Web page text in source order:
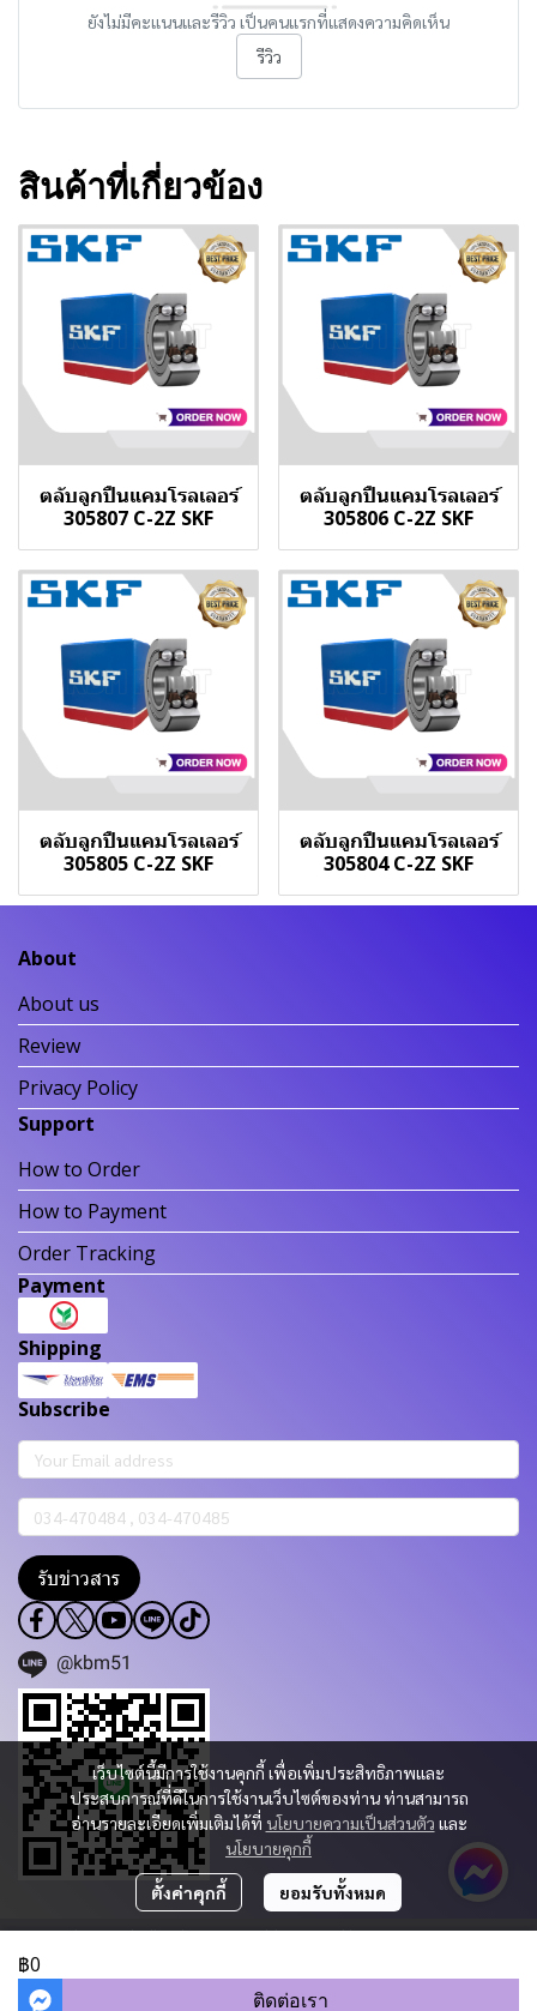
ยังไม่มีคะแนนและรีวิว เป็นคนแรกที่แสดงความคิดเห็น
รีวิว
สินค้าที่เกี่ยวข้อง
ตลับลูกปืนแคมโรลเลอร์
305807 C-2Z SKF
ตลับลูกปืนแคมโรลเลอร์
305806 C-2Z SKF
ตลับลูกปืนแคมโรลเลอร์
305805 C-2Z SKF
ตลับลูกปืนแคมโรลเลอร์
305804 C-2Z SKF
฿0
ติดต่อเรา
เว็บไซต์นี้มีการใช้งานคุกกี้ เพื่อเพิ่มประสิทธิภาพและ
ประสบการณ์ที่ดีในการใช้งานเว็บไซต์ของท่าน ท่านสามารถ
อ่านรายละเอียดเพิ่มเติมได้ที่ นโยบายความเป็นส่วนตัว และ
นโยบายคุกกี้
ตั้งค่าคุกกี้ ยอมรับทั้งหมด
About
About us
Review
Privacy Policy
Support
How to Order
How to Payment
Order Tracking
Payment
Shipping
Subscribe
รับข่าวสาร
@kbm51
Copyright 2023 | All Rights Reserved | Powered by KBM PART & TRADING
ผู้เข้าชมวันนี้868